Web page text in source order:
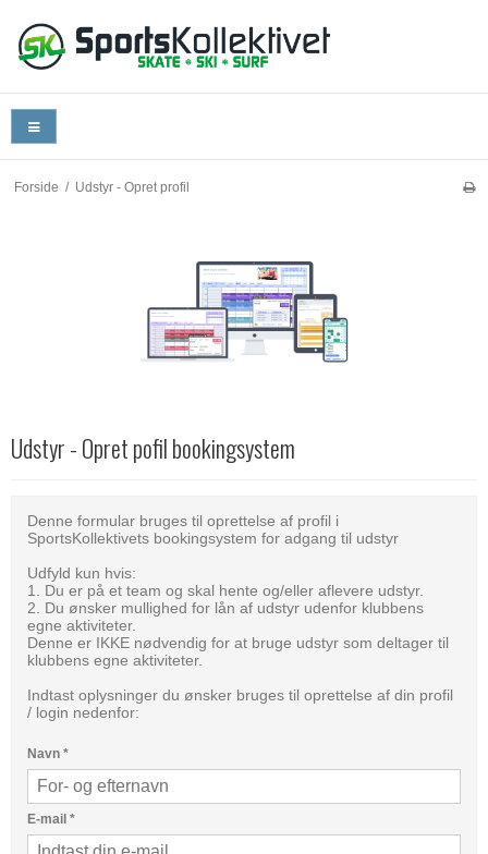
Forside / Udstyr - Opret profil
Udstyr - Opret pofil bookingsystem
Denne formular bruges til oprettelse af profil i
SportsKollektivets bookingsystem for adgang til udstyr
Udfyld kun hvis:
1. Du er på et team og skal hente og/eller aflevere udstyr.
2. Du ønsker mullighed for lån af udstyr udenfor klubbens
egne aktiviteter.
Denne er IKKE nødvendig for at bruge udstyr som deltager til
klubbens egne aktiviteter.
Indtast oplysninger du ønsker bruges til oprettelse af din profil
/ login nedenfor:
Navn *
E-mail *